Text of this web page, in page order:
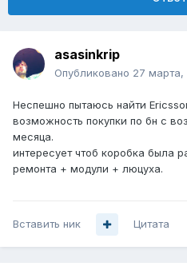
asasinkrip
Опубликовано 27 марта,
Неспешно пытаюсь найти
возможность покупки по бн с
месяца.
интересует чтоб коробка была
ремонта + модули + люцуха.
Вставить ник Цитата